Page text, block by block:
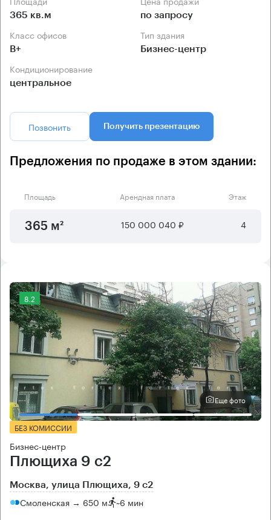
365 кв.м по запросу
Класс офисов
B+
Тип здания
Бизнес-центр
Кондиционирование
центральное
Позвонить Получить презентацию
Предложения по продаже в этом здании:
Площадь Арендная плата Этаж
365 м² 150 000 040 ₽ 4
8.2
Еще фото
БЕЗ КОМИССИИ
Бизнес-центр
Плющиха 9 с2
Москва, улица Плющиха, 9 с2
Смоленская → 650 м ~6 мин